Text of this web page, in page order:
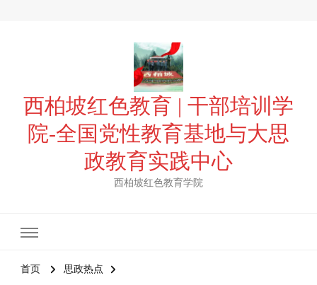
西柏坡红色教育 | 干部培训学
院-全国党性教育基地与大思
政教育实践中心
西柏坡红色教育学院
首页 思政热点